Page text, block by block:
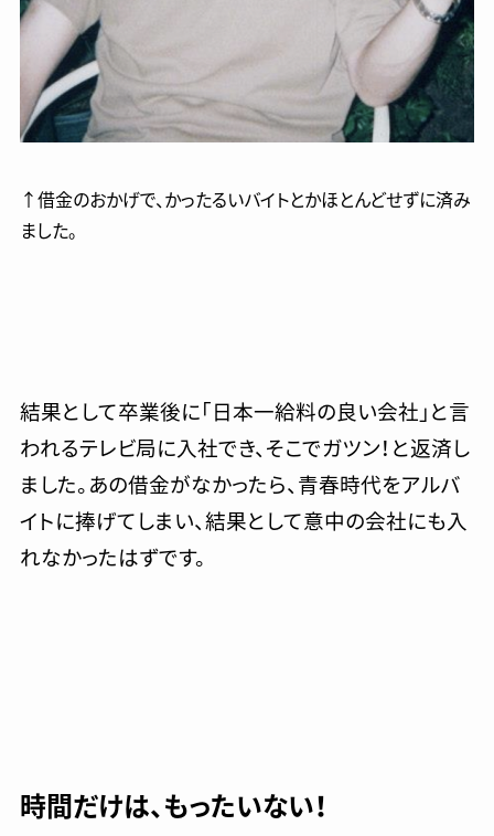
↑借金のおかげで、かったるいバイトとかほとんどせずに済み
ました。
結果として卒業後に「日本一給料の良い会社」と言
われるテレビ局に入社でき、そこでガツン！と返済し
ました。あの借金がなかったら、青春時代をアルバ
イトに捧げてしまい、結果として意中の会社にも入
れなかったはずです。
時間だけは、もったいない！